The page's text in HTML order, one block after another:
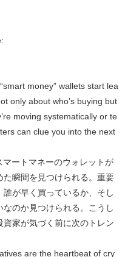
money” wallets start lea
only about who’s buying but
moving systematically or te
can clue you into the next
ートマネーのウォレットが
瞬間を見つけられる。重要
が早く買っているか、そし
のか見つけられる。こうし
家が気づく前に次のトレン
are the heartbeat of cry